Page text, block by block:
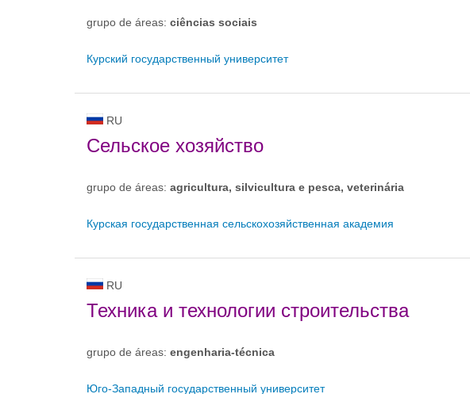
grupo de áreas: ciências sociais
Курский государственный университет
RU
Сельское хозяйство
grupo de áreas: agricultura, silvicultura e pesca, veterinária
Курская государственная сельскохозяйственная академия
RU
Техника и технологии строительства
grupo de áreas: engenharia-técnica
Юго-Западный государственный университет